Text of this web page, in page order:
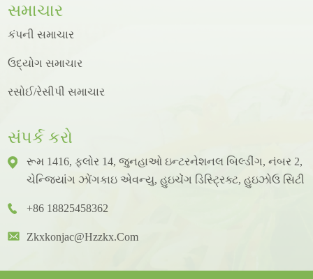
સમાચાર
કંપની સમાચાર
ઉદ્યોગ સમાચાર
રસોઈ/રેસીપી સમાચાર
સંપર્ક કરો
રૂમ 1416, ફ્લોર 14, જુનહાઓ ઇન્ટરનેશનલ બિલ્ડીંગ, નંબર 2,
ચેન્જિયાંગ ઝોંગકાઇ એવન્યુ, હુઇચેંગ ડિસ્ટ્રિક્ટ, હુઇઝોઉ સિટી
+86 18825458362
Zkxkonjac@hzzkx.com